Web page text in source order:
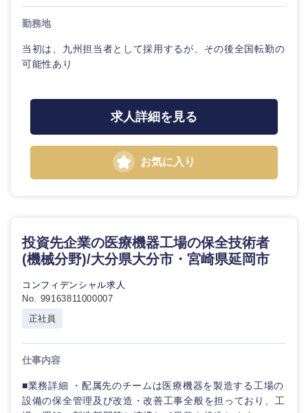
勤務地
当初は、九州担当者として採用するが、その後全国転勤の
可能性あり
求人詳細を見る
お気に入り
投資先企業の医療機器工場の保全技術者
(機械分野)/大分県大分市・宮崎県延岡市
コンフィデンシャル求人
No. 99163811000007
正社員
仕事内容
■業務詳細 ・配属先のチームは医療機器を製造する工場の
設備の保全管理及び改造・改善工事全般を担っており、工